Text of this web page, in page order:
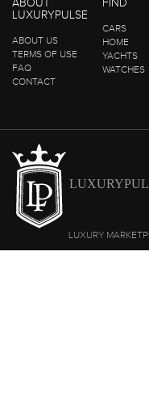
ABOUT
LUXURYPULSE
ABOUT US
TERMS OF USE
FAQ
CONTACT
FIND
CARS
HOME
YACHTS
WATCHES
LUXURY